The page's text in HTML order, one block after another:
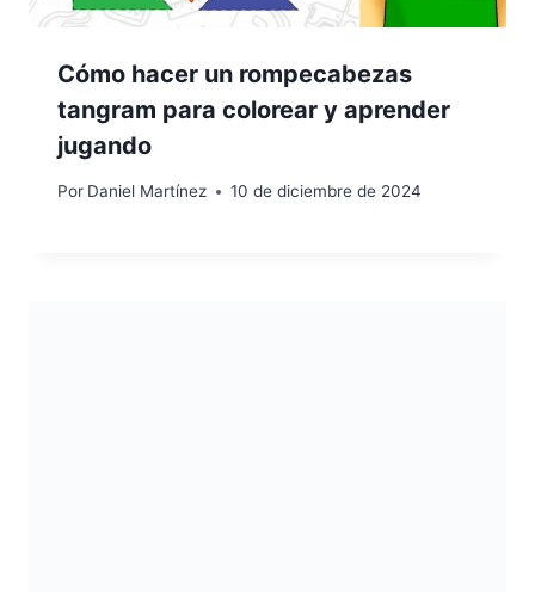
Cómo hacer un rompecabezas
tangram para colorear y aprender
jugando
Por Daniel Martínez 10 de diciembre de 2024